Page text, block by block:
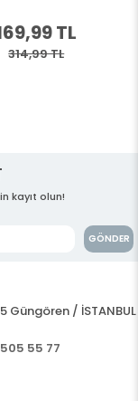
TL
314,99 TL
kayıt olun!
GÖNDER
Güngören / İSTANBUL
55 77